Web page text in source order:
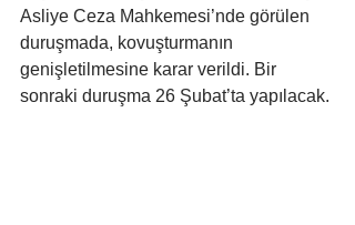
Asliye Ceza Mahkemesi’nde görülen
duruşmada, kovuşturmanın
genişletilmesine karar verildi. Bir
sonraki duruşma 26 Şubat’ta yapılacak.